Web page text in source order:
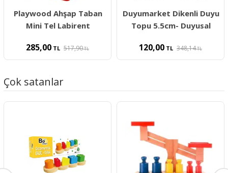
Playwood Ahşap Taban
Mini Tel Labirent
285,00 TL 517,90TL
Duyumarket Dikenli Duyu
Topu 5.5cm- Duyusal
120,00 TL 348,14TL
Çok satanlar